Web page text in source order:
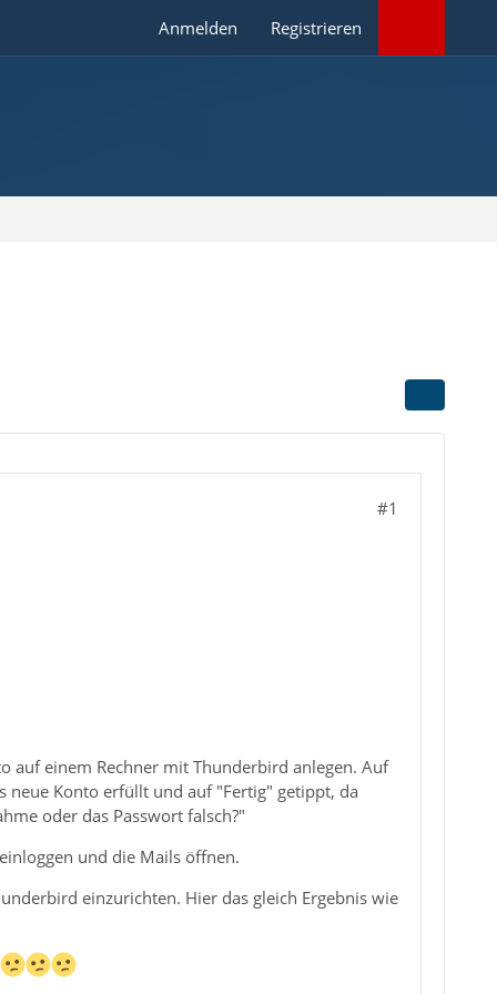
Anmelden Registrieren
#1
auf einem Rechner mit Thunderbird anlegen. Auf
neue Konto erfüllt und auf "Fertig" getippt, da
oder das Passwort falsch?"
und die Mails öffnen.
einzurichten. Hier das gleich Ergebnis wie